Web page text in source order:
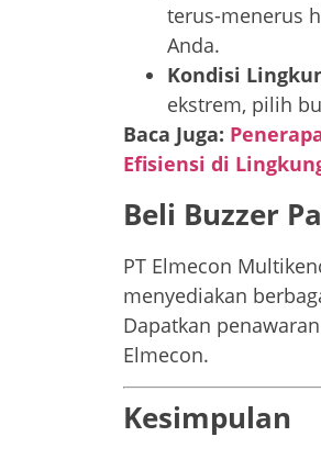
terus-menerus
Anda.
Kondisi
ekstrem, pilih
Baca Juga:
Efisiensi di
Beli Buzzer
PT Elmecon
menyediakan
Dapatkan
Elmecon.
Kesimpulan